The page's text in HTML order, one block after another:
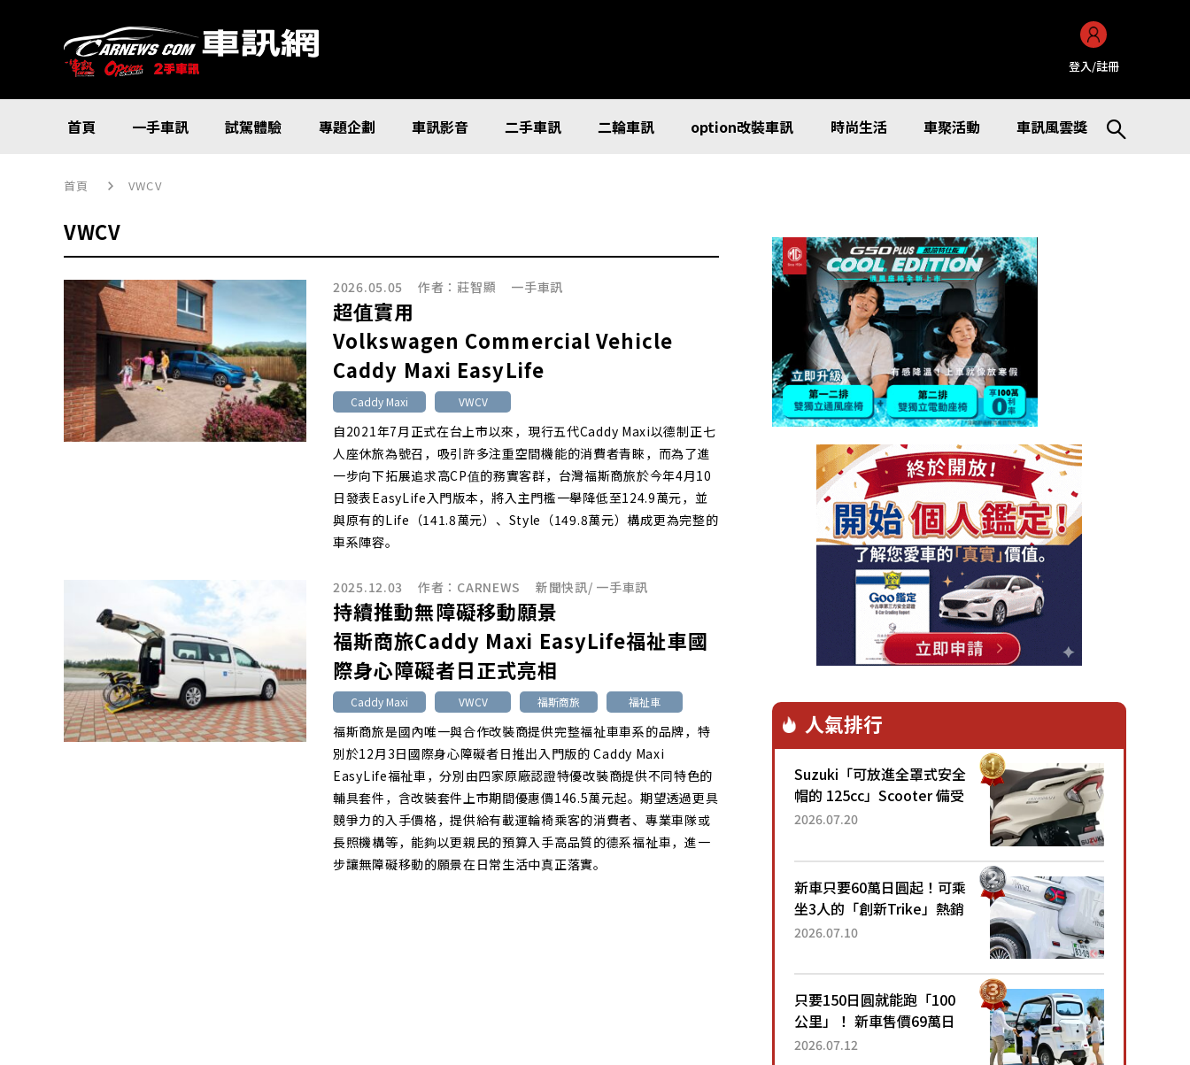
登入/註冊
首頁 一手車訊 試駕體驗 專題企劃 車訊影音 二手車訊 二輪車訊 option改裝車訊 時尚生活 車聚活動 車訊風雲獎
首頁 VWCV
VWCV
2026.05.05 作者：莊智顯 一手車訊
超值實用
Volkswagen Commercial Vehicle
Caddy Maxi EasyLife
Caddy Maxi VWCV
自2021年7月正式在台上市以來，現行五代Caddy Maxi以德制正七
人座休旅為號召，吸引許多注重空間機能的消費者青睞，而為了進
一步向下拓展追求高CP值的務實客群，台灣福斯商旅於今年4月10
日發表EasyLife入門版本，將入主門檻一舉降低至124.9萬元，並
與原有的Life（141.8萬元）、Style（149.8萬元）構成更為完整的
車系陣容。
2025.12.03 作者： CARNEWS 新聞快訊/ 一手車訊
持續推動無障礙移動願景
福斯商旅Caddy Maxi EasyLife福祉車國
際身心障礙者日正式亮相
Caddy Maxi VWCV 福斯商旅 福祉車
福斯商旅是國內唯一與合作改裝商提供完整福祉車車系的品牌，特
別於12月3日國際身心障礙者日推出入門版的 Caddy Maxi
EasyLife福祉車，分別由四家原廠認證特優改裝商提供不同特色的
輔具套件，含改裝套件上市期間優惠價146.5萬元起。期望透過更具
競爭力的入手價格，提供給有載運輪椅乘客的消費者、專業車隊或
長照機構等，能夠以更親民的預算入手高品質的德系福祉車，進一
步讓無障礙移動的願景在日常生活中真正落實。
人氣排行
Suzuki「可放進全罩式安全
帽的 125cc」Scooter 備受
矚目！採用全新流線設計與
已陸續開始出口的新款
「B...
2026.07.20
新車只要60萬日圓起！可乘
坐3人的「創新Trike」熱銷
大賣成為人氣車款！「養車
日圓就能跑100公里」「小
朋友坐得...
2026.07.10
只要150日圓就能跑「100
公里」！ 新車售價69萬日
圓的「3人座」Trike大受歡
2026.07.12